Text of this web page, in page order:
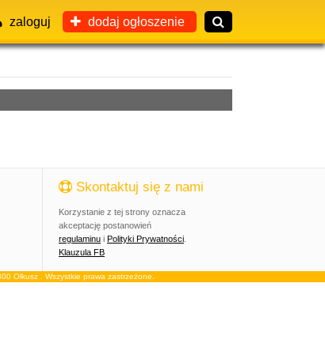
zaloguj dodaj ogłoszenie
Skontaktuj się z nami
Korzystanie z tej strony oznacza
akceptację postanowień
regulaminu i Polityki Prywatności
Klauzula FB
Olkusz . Wszystkie prawa zastrzeżone.